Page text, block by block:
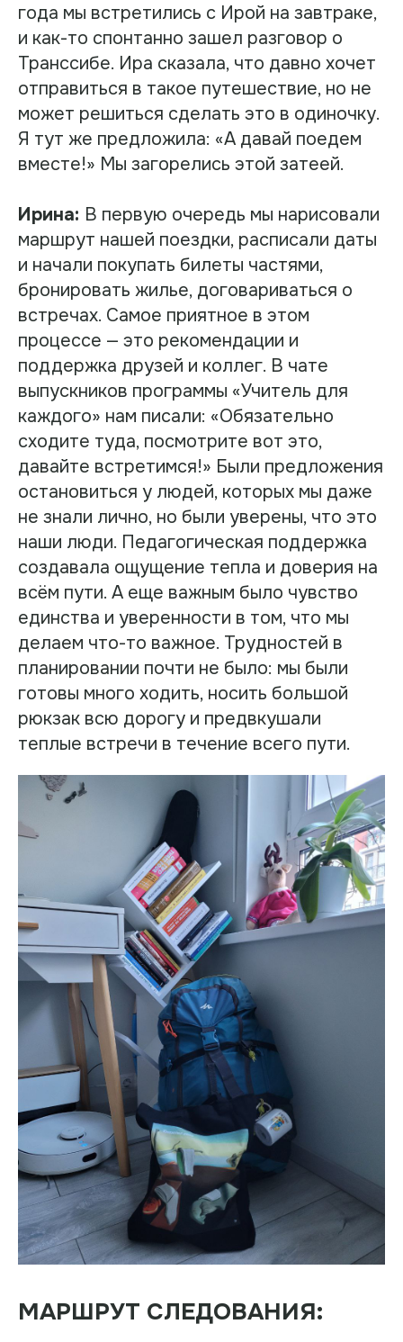
года мы встретились с Ирой на завтраке,
и как-то спонтанно зашел разговор о
Транссибе. Ира сказала, что давно хочет
отправиться в такое путешествие, но не
может решиться сделать это в одиночку.
Я тут же предложила: «А давай поедем
вместе!» Мы загорелись этой затеей.
Ирина: В первую очередь мы нарисовали
маршрут нашей поездки, расписали даты
и начали покупать билеты частями,
бронировать жилье, договариваться о
встречах. Самое приятное в этом
процессе — это рекомендации и
поддержка друзей и коллег. В чате
выпускников программы «Учитель для
каждого» нам писали: «Обязательно
сходите туда, посмотрите вот это,
давайте встретимся!» Были предложения
остановиться у людей, которых мы даже
не знали лично, но были уверены, что это
наши люди. Педагогическая поддержка
создавала ощущение тепла и доверия на
всём пути. А еще важным было чувство
единства и уверенности в том, что мы
делаем что-то важное. Трудностей в
планировании почти не было: мы были
готовы много ходить, носить большой
рюкзак всю дорогу и предвкушали
теплые встречи в течение всего пути.
МАРШРУТ СЛЕДОВАНИЯ: